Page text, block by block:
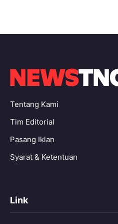
Tentang Kami
Tim Editorial
Pasang Iklan
Syarat & Ketentuan
Link